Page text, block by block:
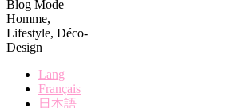
Blog Mode
Homme,
Lifestyle, Déco-
Design
Lang
Français
日本語